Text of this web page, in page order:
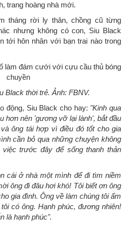
trang hoàng nhà mới.
tháng rời ly thân, chồng cũ từng
nhưng không có con, Siu Black
tới hôn nhân với bạn trai nào trong
Black thời trẻ. Ảnh: FBNV.
động, Siu Black cho hay: "Kinh qua
hơn nên 'gương vỡ lại lành', bắt đầu
ông tái hợp vì điều đó tốt cho gia
cần bỏ qua những chuyện không
trước đây để sống thanh thản
cái ở nhà một mình để đi tìm niềm
ông đi đâu hơi khó! Tôi biết ơn ông
gia đình. Ông về làm chúng tôi ấm
có ông. Hạnh phúc, đương nhiên!
là hạnh phúc​".